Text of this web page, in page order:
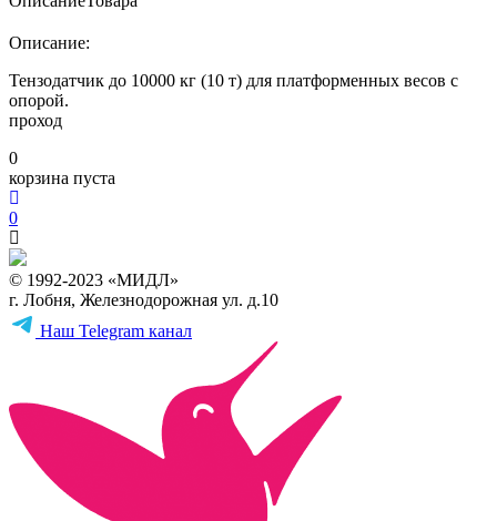
Описание:
Тензодатчик до 10000 кг (10 т) для платформенных весов с
опорой.
проход
0
корзина пуста
0
© 1992-2023 «МИДЛ»
г. Лобня, Железнодорожная ул. д.10
Наш Telegram канал